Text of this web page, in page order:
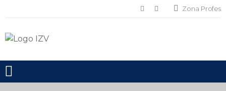
Zona Profes
Toggle mobile menu